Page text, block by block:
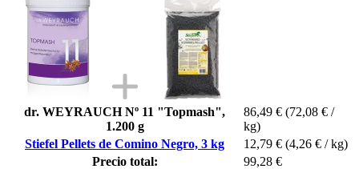
dr. WEYRAUCH Nº 11 "Topmash",
1.200 g
86,49 € (72,08 € /
kg)
Stiefel Pellets de Comino Negro, 3 kg
12,79 € (4,26 € / kg)
Precio total:
99,28 €